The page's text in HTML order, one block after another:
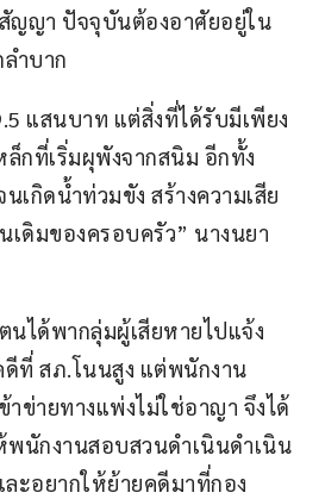
ญญา ปัจจุบันต้องอาศัยอยู่ใน
ำบาก
แสนบาท แต่สิ่งที่ได้รับมีเพียง
ล็กที่เริ่มผุพังจากสนิม อีกทั้ง
เกิดน้ำท่วมขัง สร้างความเสีย
ดิมของครอบครัว” นางนยา
นได้พากลุ่มผู้เสียหายไปแจ้ง
ดีที่ สภ.โนนสูง แต่พนักงาน
ข่ายทางแพ่งไม่ใช่อาญา จึงได้
พนักงานสอบสวนดำเนินดำเนิน
ะอยากให้ย้ายคดีมาที่กอง